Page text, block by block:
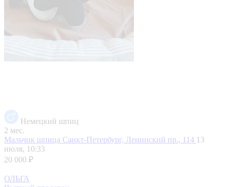
Немецкий шпиц
2 мес.
Мальчик шпица Санкт-Петербург, Ленинский пр., 114 13
июля, 10:33
20 000 ₽
ОЛЬГА